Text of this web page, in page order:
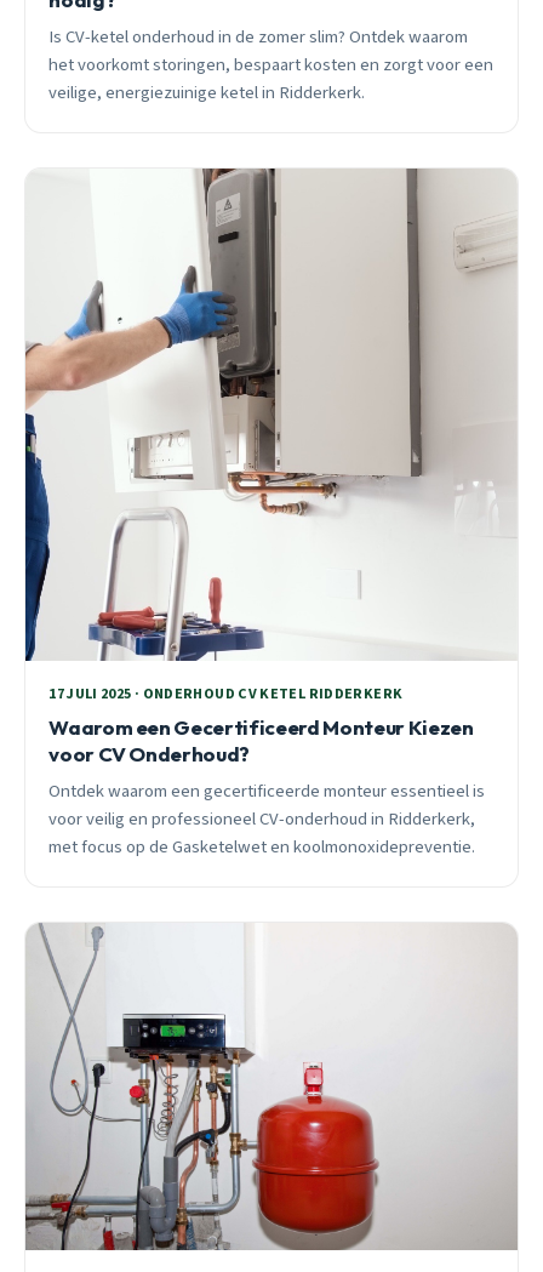
Is CV-ketel onderhoud in de zomer slim? Ontdek waarom
het voorkomt storingen, bespaart kosten en zorgt voor een
veilige, energiezuinige ketel in Ridderkerk.
17 JULI 2025 · ONDERHOUD CV KETEL RIDDERKERK
Waarom een Gecertificeerd Monteur Kiezen
voor CV Onderhoud?
Ontdek waarom een gecertificeerde monteur essentieel is
voor veilig en professioneel CV-onderhoud in Ridderkerk,
met focus op de Gasketelwet en koolmonoxidepreventie.